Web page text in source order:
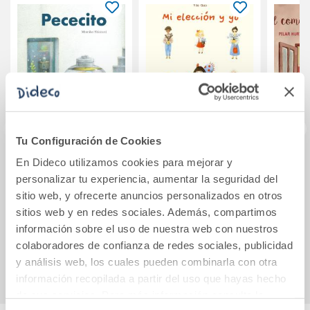
Tu Configuración de Cookies
En Dideco utilizamos cookies para mejorar y
personalizar tu experiencia, aumentar la seguridad del
sitio web, y ofrecerte anuncios personalizados en otros
sitios web y en redes sociales. Además, compartimos
información sobre el uso de nuestra web con nuestros
colaboradores de confianza de redes sociales, publicidad
y análisis web, los cuales pueden combinarla con otra
información recopilada a partir del uso que hayas hecho
Pececito
15,00€
Comprar
Mi elección y yo
14,00€
Comprar